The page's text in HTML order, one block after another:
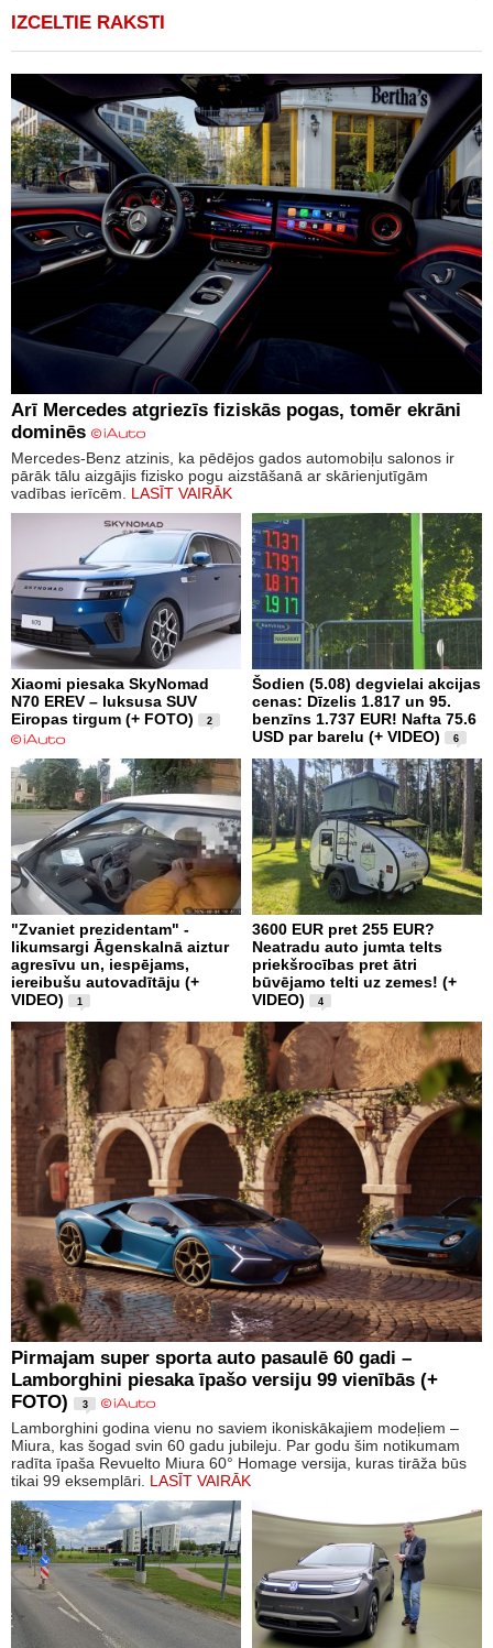
IZCELTIE RAKSTI
Arī Mercedes atgriezīs fiziskās pogas, tomēr ekrāni
dominēs
Mercedes-Benz atzinis, ka pēdējos gados automobiļu salonos ir
pārāk tālu aizgājis fizisko pogu aizstāšanā ar skārienjutīgām
vadības ierīcēm. LASĪT VAIRĀK
Xiaomi piesaka SkyNomad
N70 EREV – luksusa SUV
Eiropas tirgum (+ FOTO)
2
Šodien (5.08) degvielai akcijas
cenas: Dīzelis 1.817 un 95.
benzīns 1.737 EUR! Nafta 75.6
USD par barelu (+ VIDEO)
6
"Zvaniet prezidentam" -
likumsargi Āgenskalnā aiztur
agresīvu un, iespējams,
iereibušu autovadītāju (+
VIDEO)
1
3600 EUR pret 255 EUR?
Neatradu auto jumta telts
priekšrocības pret ātri
būvējamo telti uz zemes! (+
VIDEO)
4
Pirmajam super sporta auto pasaulē 60 gadi –
Lamborghini piesaka īpašo versiju 99 vienībās (+
FOTO)
3
Lamborghini godina vienu no saviem ikoniskākajiem modeļiem –
Miura, kas šogad svin 60 gadu jubileju. Par godu šim notikumam
radīta īpaša Revuelto Miura 60° Homage versija, kuras tirāža būs
tikai 99 eksemplāri. LASĪT VAIRĀK